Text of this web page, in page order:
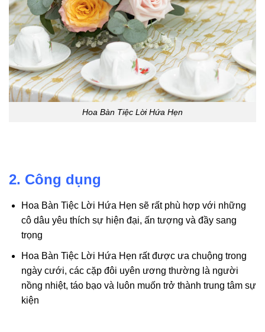
Hoa Bàn Tiệc Lời Hứa Hẹn
2. Công dụng
Hoa Bàn Tiệc Lời Hứa Hẹn sẽ rất phù hợp với những
cô dâu yêu thích sự hiện đại, ấn tượng và đầy sang
trọng
Hoa Bàn Tiệc Lời Hứa Hẹn rất được ưa chuộng trong
ngày cưới, các cặp đôi uyên ương thường là người
nồng nhiệt, táo bạo và luôn muốn trở thành trung tâm sự
kiện